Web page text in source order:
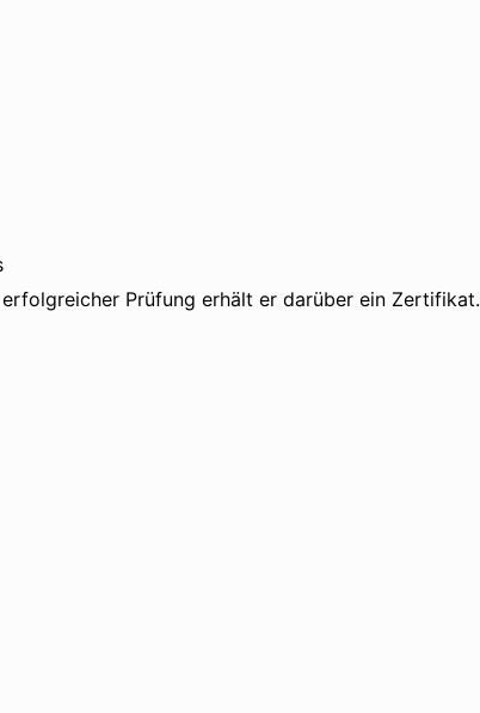
Prüfung erhält er darüber ein Zertifikat.